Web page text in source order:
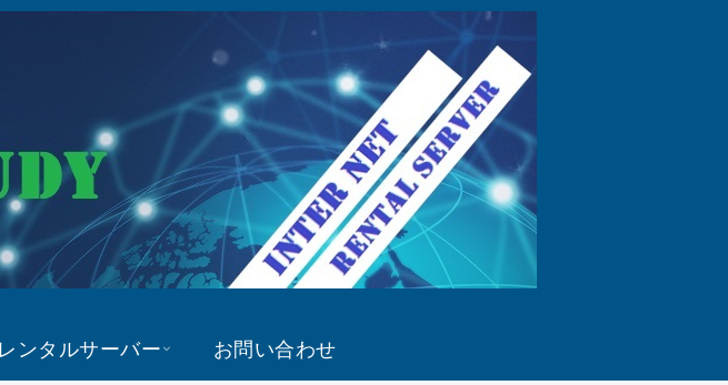
レンタルサーバー お問い合わせ